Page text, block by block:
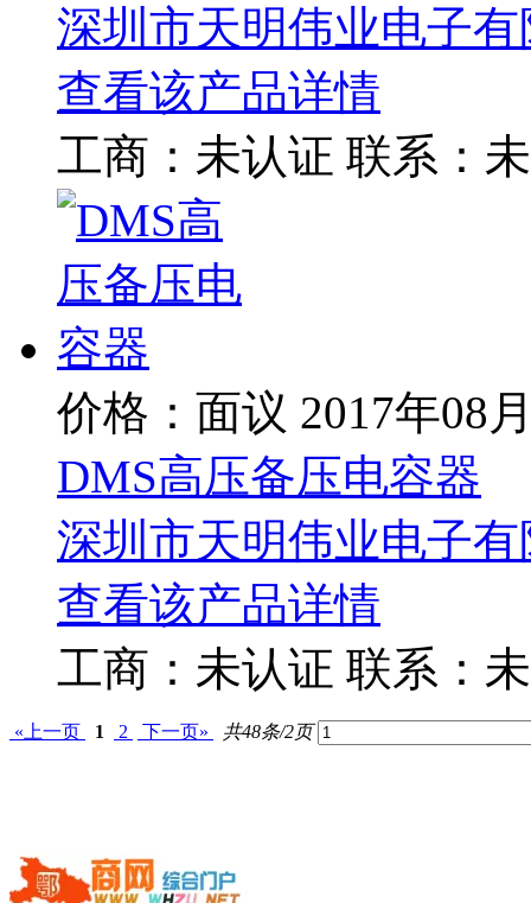
深圳市天明伟业电子
查看该产品详情
工商： 未认证 联系：
价格：面议 2017年08
DMS高压备压电容器
深圳市天明伟业电子
查看该产品详情
工商： 未认证 联系：
«上一页 1 2 下一页» 共48条/2页